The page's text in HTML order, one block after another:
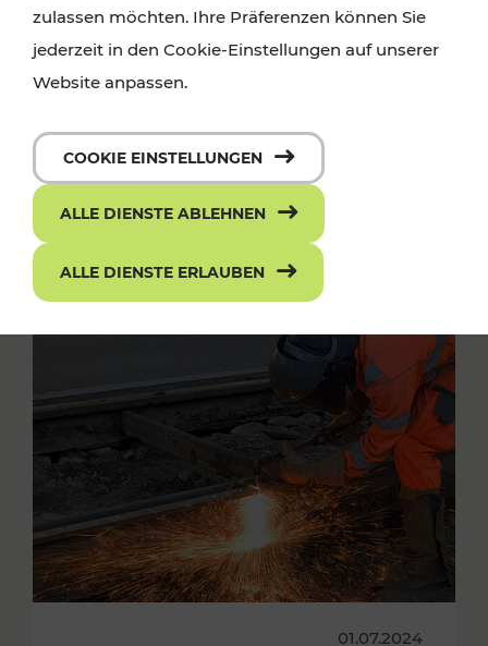
01.07.2024
zulassen möchten. Ihre Präferenzen können Sie
jederzeit in den Cookie-Einstellungen auf unserer
Website anpassen.
COOKIE EINSTELLUNGEN
ALLE DIENSTE ABLEHNEN
ALLE DIENSTE ERLAUBEN